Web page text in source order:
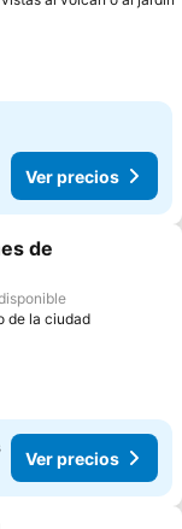
Ver precios
de
de la ciudad
Ver precios